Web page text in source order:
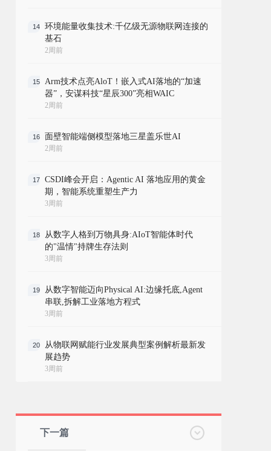
14
环境能量收集技术:千亿级无源物联网连接的
基石
2周前
15
Arm技术点亮AloT！嵌入式AI落地的“加速
器”，安谋科技“星辰300”亮相WAIC
2周前
16 面壁智能端侧模型落地三星盖乐世AI
2周前
17
CSDI峰会开启：Agentic AI 落地应用的黄金
期，智能系统重塑生产力
3周前
18
从数字人格到万物具身:AIoT智能体时代
的"温情"持牌生存法则
3周前
19
从数字智能迈向Physical AI:边缘托底,Agent
串联,拆解工业落地方程式
3周前
20
从物联网赋能行业发展典型案例解析最新发
展趋势
3周前
下一篇